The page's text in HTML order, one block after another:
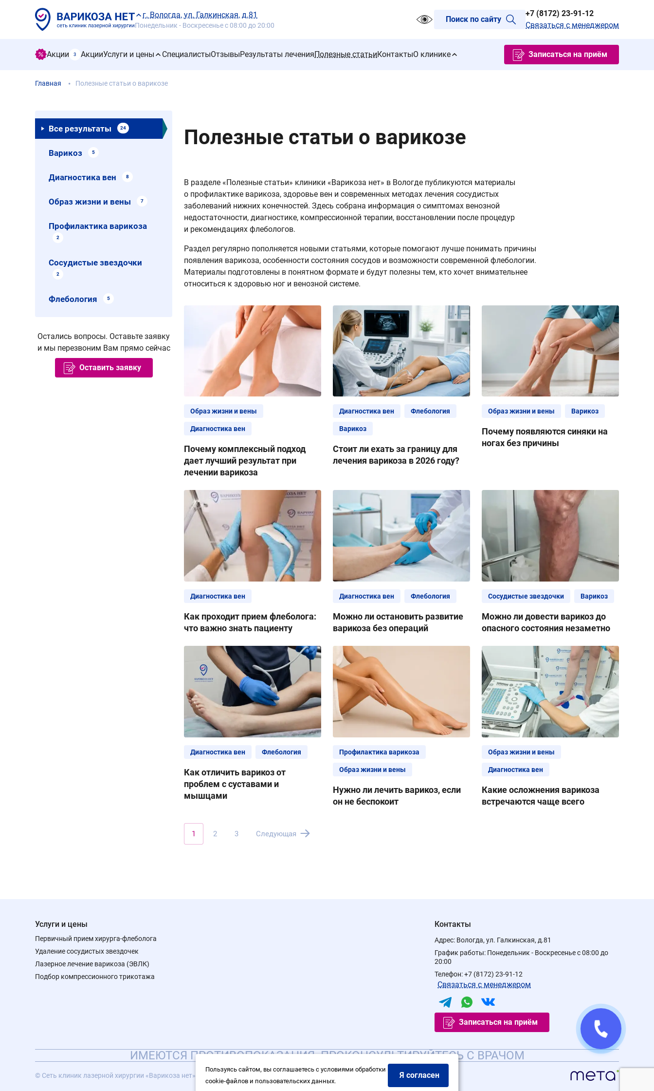
г. Вологда, ул. Галкинская, д.81
Понедельник - Воскресенье с 08:00 до 20:00
Поиск по сайту
+7 (8172) 23-91-12
Связаться с менеджером
Акции 3 АкцииУслуги и цены СпециалистыОтзывыРезультаты леченияПолезные статьиКонтактыО клинике Записаться на приём
Главная Полезные статьи о варикозе
Полезные статьи о варикозе
В разделе «Полезные статьи» клиники «Варикоза нет» в Вологде публикуются материалы
о профилактике варикоза, здоровье вен и современных методах лечения сосудистых
заболеваний нижних конечностей. Здесь собрана информация о симптомах венозной
недостаточности, диагностике, компрессионной терапии, восстановлении после процедур
и рекомендациях флебологов.
Раздел регулярно пополняется новыми статьями, которые помогают лучше понимать причины
появления варикоза, особенности состояния сосудов и возможности современной флебологии.
Материалы подготовлены в понятном формате и будут полезны тем, кто хочет внимательнее
относиться к здоровью ног и венозной системе.
Образ жизни и вены
Диагностика вен
Почему комплексный подход
дает лучший результат при
лечении варикоза
Диагностика вен Флебология
Варикоз
Стоит ли ехать за границу для
лечения варикоза в 2026 году?
Образ жизни и вены Варикоз
Почему появляются синяки на
ногах без причины
Диагностика вен
Как проходит прием флеболога:
что важно знать пациенту
Диагностика вен Флебология
Можно ли остановить развитие
варикоза без операций
Сосудистые звездочки Варикоз
Можно ли довести варикоз до
опасного состояния незаметно
Диагностика вен Флебология
Как отличить варикоз от
проблем с суставами и
мышцами
Профилактика варикоза
Образ жизни и вены
Нужно ли лечить варикоз, если
он не беспокоит
Образ жизни и вены
Диагностика вен
Какие осложнения варикоза
встречаются чаще всего
1 2 3 Следующая
Все результаты 24
Варикоз 5
Диагностика вен 8
Образ жизни и вены 7
Профилактика варикоза
2
Сосудистые звездочки
2
Флебология 5
Остались вопросы. Оставьте заявку
и мы перезвоним Вам прямо сейчас
Оставить заявку
Услуги и цены
Первичный прием хирурга-флеболога
Удаление сосудистых звездочек
Лазерное лечение варикоза (ЭВЛК)
Подбор компрессионного трикотажа
Контакты
Адрес: Вологда, ул. Галкинская, д.81
График работы: Понедельник - Воскресенье с 08:00 до
20:00
Телефон: +7 (8172) 23-91-12
Связаться с менеджером
Записаться на приём
ИМЕЮТСЯ ПРОТИВОПОКАЗАНИЯ. ПРОКОНСУЛЬТИРУЙТЕСЬ С ВРАЧОМ
© Сеть клиник лазерной хирургии «Варикоза нет», 2026
Пользуясь сайтом, вы соглашаетесь с условиями обработки
cookie-файлов и пользовательских данных.
Я согласен